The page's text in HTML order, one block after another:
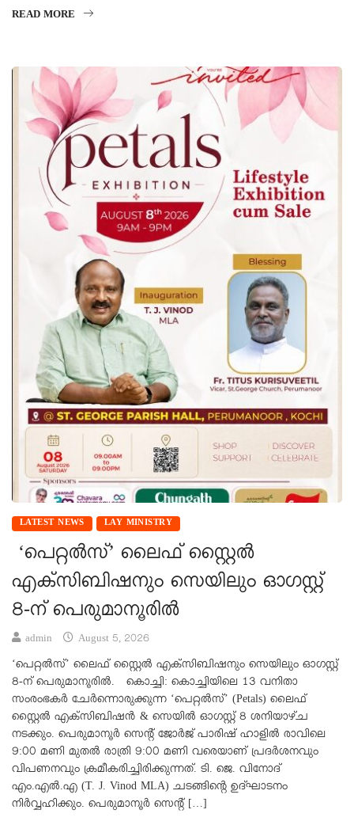
READ MORE
LATEST NEWS LAY MINISTRY
‘പെറ്റൽസ്’ ലൈഫ് സ്റ്റൈൽ
എക്സിബിഷനും സെയിലും ഓഗസ്റ്റ്
8-ന് പെരുമാനൂരിൽ
admin August 5, 2026
‘പെറ്റൽസ്’ ലൈഫ് സ്റ്റൈൽ എക്സിബിഷനും സെയിലും ഓഗസ്റ്റ്
8-ന് പെരുമാനൂരിൽ. കൊച്ചി: കൊച്ചിയിലെ 13 വനിതാ
സംരംഭകർ ചേർന്നൊരുക്കുന്ന ‘പെറ്റൽസ്’ (Petals) ലൈഫ്
സ്റ്റൈൽ എക്സിബിഷൻ & സെയിൽ ഓഗസ്റ്റ് 8 ശനിയാഴ്ച
നടക്കും. പെരുമാനൂർ സെന്റ് ജോർജ് പാരിഷ് ഹാളിൽ രാവിലെ
9:00 മണി മുതൽ രാത്രി 9:00 മണി വരെയാണ് പ്രദർശനവും
വിപണനവും ക്രമീകരിച്ചിരിക്കുന്നത്. ടി. ജെ. വിനോദ്
എം.എൽ.എ (T. J. Vinod MLA) ചടങ്ങിന്റെ ഉദ്ഘാടനം
നിർവ്വഹിക്കും. പെരുമാനൂർ സെന്റ് […]